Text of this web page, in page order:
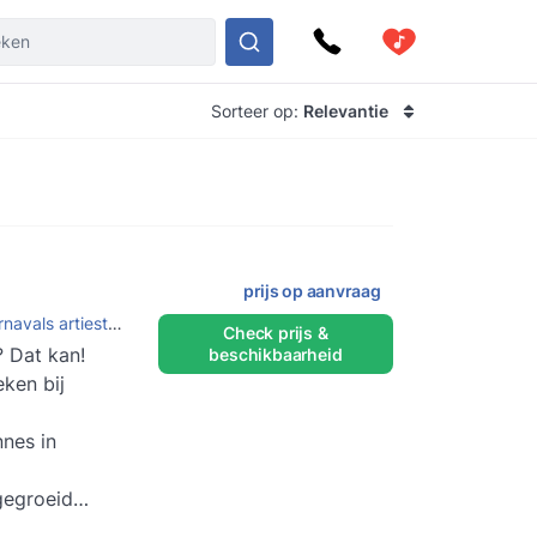
Sorteer op: Relevantie
artiesten Carnavals zangers
Dat kan!
bij
in
prijs op aanvraag
Check prijs &
beschikbaarheid